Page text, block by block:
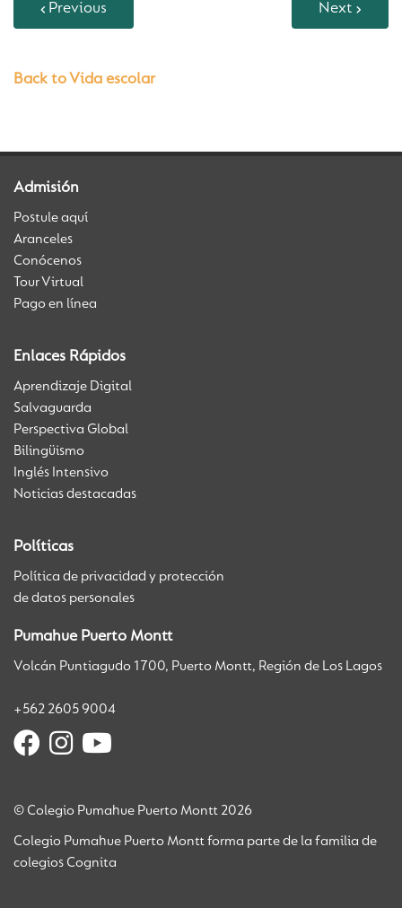
Previous Next
Back to Vida escolar
Admisión
Postule aquí
Aranceles
Conócenos
Tour Virtual
Pago en línea
Enlaces Rápidos
Aprendizaje Digital
Salvaguarda
Perspectiva Global
Bilingüismo
Inglés Intensivo
Noticias destacadas
Políticas
Política de privacidad y protección
de datos personales
Pumahue Puerto Montt
Volcán Puntiagudo 1700, Puerto Montt, Región de Los Lagos
+562 2605 9004
© Colegio Pumahue Puerto Montt 2026
Colegio Pumahue Puerto Montt forma parte de la familia de
colegios Cognita